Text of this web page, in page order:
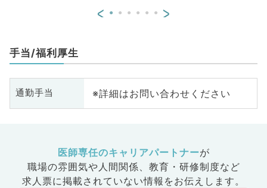
< >
手当/福利厚生
通勤手当 ※詳細はお問い合わせください
医師専任のキャリアパートナーが
職場の雰囲気や人間関係、 教育・研修制度など
求人票に掲載されていない情報をお伝えします。